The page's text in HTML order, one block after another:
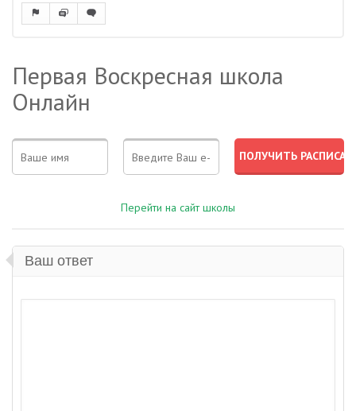
Первая Воскресная школа
Онлайн
Перейти на сайт школы
Ваш ответ